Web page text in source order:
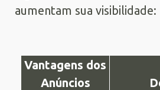
aumentam sua visibilidade:
Vantagens dos
Anúncios